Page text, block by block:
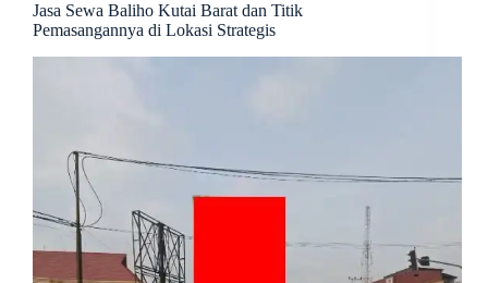
Jasa Sewa Baliho Kutai Barat dan Titik
Pemasangannya di Lokasi Strategis